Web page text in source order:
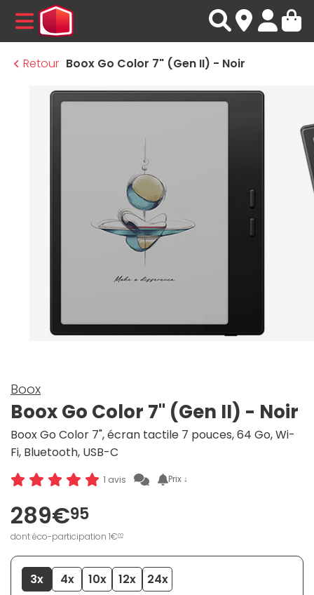
MENU
Retour Boox Go Color 7" (Gen II) - Noir
Boox
Boox Go Color 7" (Gen II) - Noir
Boox Go Color 7", écran tactile 7 pouces, 64 Go, Wi-
Fi, Bluetooth, USB-C
1 avis Prix ↓
289€95
dont éco-participation 1€02
3x 4x 10x 12x
24x